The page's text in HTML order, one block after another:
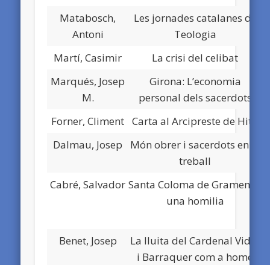
Matabosch,
Antoni
Les jornades catalanes de
Teologia
Martí, Casimir
La crisi del celibat
Marqués, Josep
M.
Girona: L’economia
personal dels sacerdots
Forner, Climent Carta al Arcipreste de Hita
Dalmau, Josep
Món obrer i sacerdots en el
treball
Cabré, Salvador Santa Coloma de Gramenet:
una homilia
Benet, Josep
La lluita del Cardenal Vidal
i Barraquer com a home